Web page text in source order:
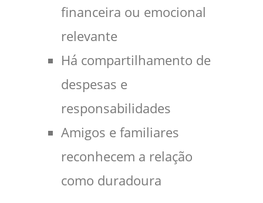
financeira ou emocional
relevante
Há compartilhamento de
despesas e
responsabilidades
Amigos e familiares
reconhecem a relação
como duradoura